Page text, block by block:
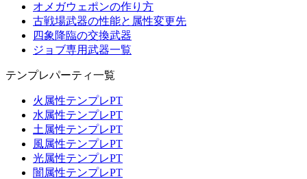
オメガウェポンの作り方
古戦場武器の性能と属性変更先
四象降臨の交換武器
ジョブ専用武器一覧
テンプレパーティ一覧
火属性テンプレPT
水属性テンプレPT
土属性テンプレPT
風属性テンプレPT
光属性テンプレPT
闇属性テンプレPT